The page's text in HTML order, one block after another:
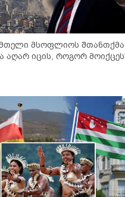
მსოფლიოს შთანთქმა
იცის, როგორ მოიქცეს" -The